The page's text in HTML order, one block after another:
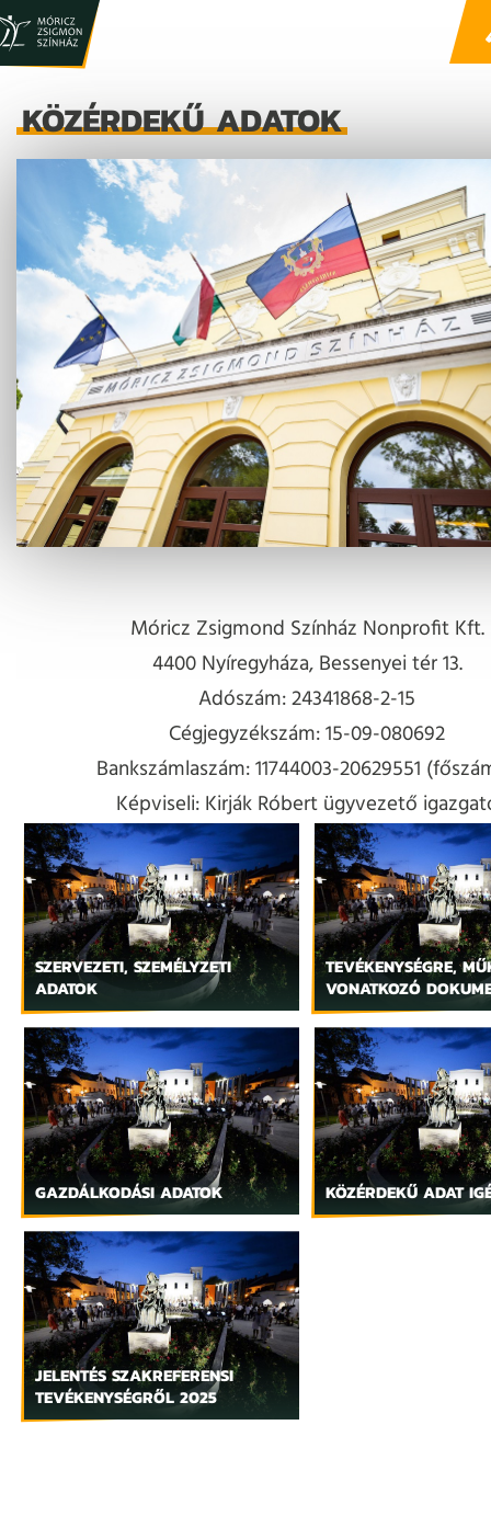
KÖZÉRDEKŰ ADATOK
Móricz Zsigmond Színház Nonprofit Kft.
4400 Nyíregyháza, Bessenyei tér 13.
Adószám: 24341868-2-15
Cégjegyzékszám: 15-09-080692
Bankszámlaszám: 11744003-20629551
Képviseli: Kirják Róbert ügyvezető
SZERVEZETI, SZEMÉLYZETI
ADATOK
TEVÉKENYSÉGRE,
VONATKOZÓ
GAZDÁLKODÁSI ADATOK KÖZÉRDEKŰ ADAT
JELENTÉS SZAKREFERENSI
TEVÉKENYSÉGRŐL 2025